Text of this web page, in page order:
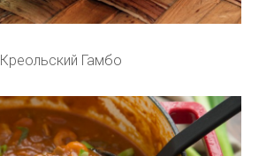
Креольский Гамбо